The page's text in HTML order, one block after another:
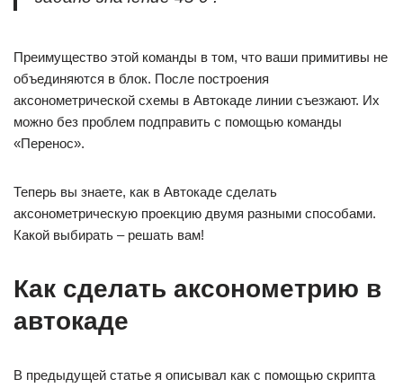
Преимущество этой команды в том, что ваши примитивы не
объединяются в блок. После построения
аксонометрической схемы в Автокаде линии съезжают. Их
можно без проблем подправить с помощью команды
«Перенос».
Теперь вы знаете, как в Автокаде сделать
аксонометрическую проекцию двумя разными способами.
Какой выбирать – решать вам!
Как сделать аксонометрию в
автокаде
В предыдущей статье я описывал как с помощью скрипта